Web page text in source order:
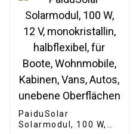
PaiduSolar
Solarmodul, 100 W,